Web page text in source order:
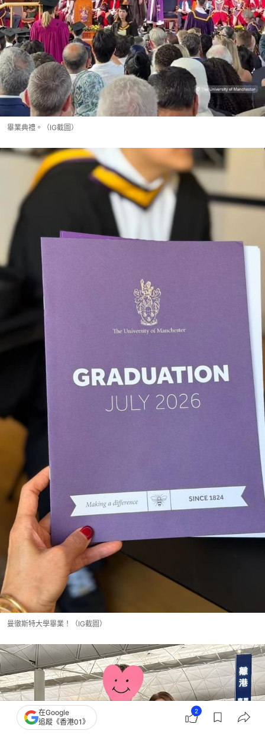
畢業典禮。（IG截圖）
曼徹斯特大學畢業！（IG截圖）
在Google
追蹤《香港01》
2